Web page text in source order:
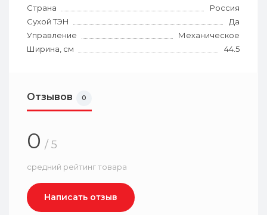
Страна
Россия
Сухой ТЭН
Да
Управление
Механическое
Ширина, см
44.5
Отзывов 0
0 / 5
средний рейтинг товара
Написать отзыв